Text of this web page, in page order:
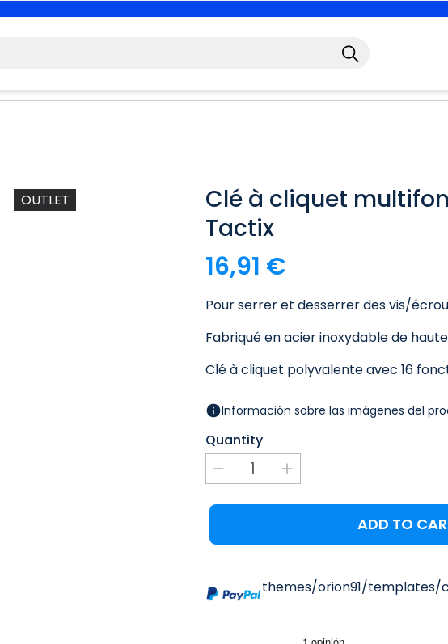
OUTLET
Clé à cliquet
Tactix
16,91 €
Pour serrer et desserrer des vis/
Fabriqué en acier inoxydable de
Clé à cliquet polyvalente avec 16
Información sobre las imágenes del
Quantity
ADD TO
themes/orion91/